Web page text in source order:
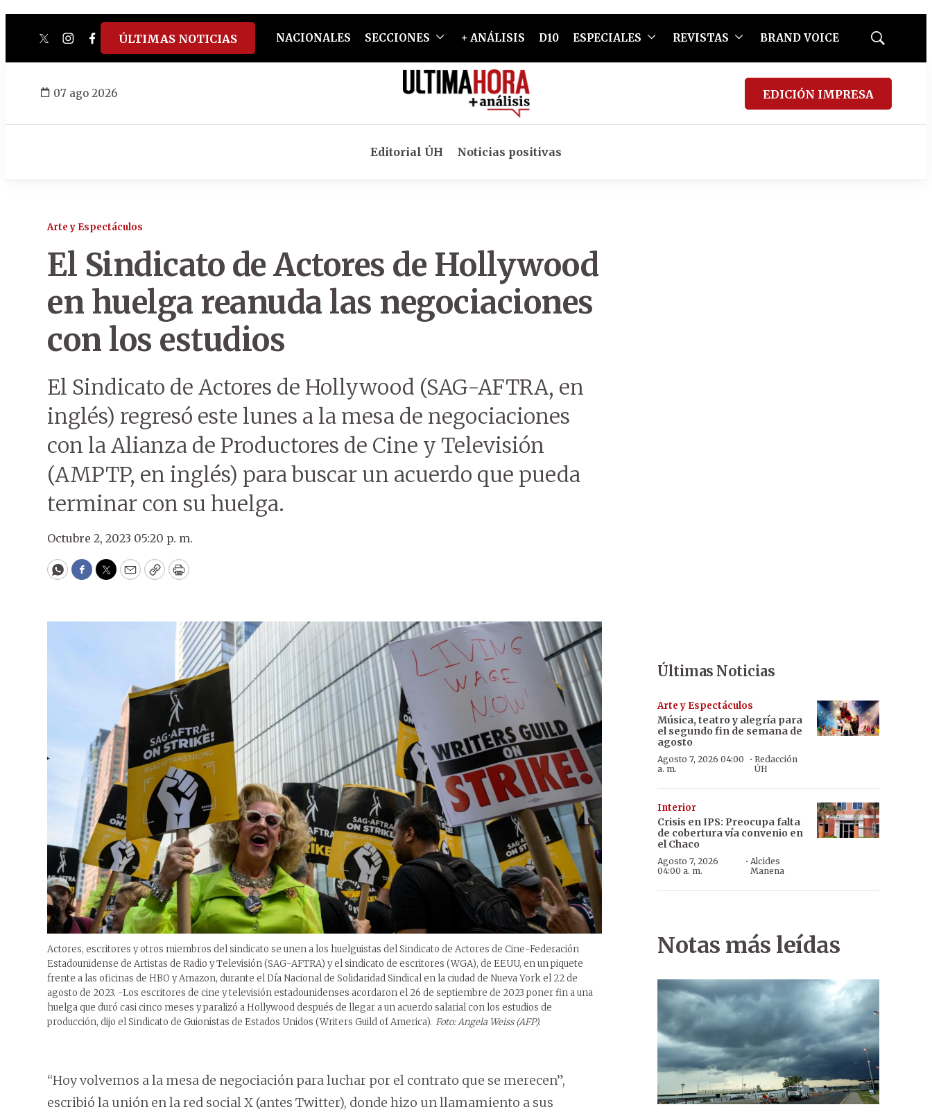
twitterinstagram
facebook
tiktokyoutube
spotify
ÚLTIMAS NOTICIAS NACIONALES SECCIONES + ANÁLISIS D10 ESPECIALES REVISTAS BRAND VOICE
Mostrar
07 ago 2026 EDICIÓN IMPRESA
Editorial ÚH Noticias positivas
Arte y Espectáculos
El Sindicato de Actores de Hollywood
en huelga reanuda las negociaciones
con los estudios
El Sindicato de Actores de Hollywood (SAG-AFTRA, en
inglés) regresó este lunes a la mesa de negociaciones
con la Alianza de Productores de Cine y Televisión
(AMPTP, en inglés) para buscar un acuerdo que pueda
terminar con su huelga.
Octubre 2, 2023 05:20 p. m.
WhatsApp
Facebook
Twitter
EmailCopyPrint
Actores, escritores y otros miembros del sindicato se unen a los huelguistas del Sindicato de Actores de Cine-Federación
Estadounidense de Artistas de Radio y Televisión (SAG-AFTRA) y el sindicato de escritores (WGA), de EEUU, en un piquete
frente a las oficinas de HBO y Amazon, durante el Día Nacional de Solidaridad Sindical en la ciudad de Nueva York el 22 de
agosto de 2023. -Los escritores de cine y televisión estadounidenses acordaron el 26 de septiembre de 2023 poner fin a una
huelga que duró casi cinco meses y paralizó a Hollywood después de llegar a un acuerdo salarial con los estudios de
producción, dijo el Sindicato de Guionistas de Estados Unidos (Writers Guild of America). Foto: Angela Weiss (AFP).
“Hoy volvemos a la mesa de negociación para luchar por el contrato que se merecen”,
escribió la unión en la red social X (antes Twitter), donde hizo un llamamiento a sus
Últimas Noticias
Arte y Espectáculos
Música, teatro y alegría para
el segundo fin de semana de
agosto
Agosto 7, 2026 04:00
a. m.
· Redacción
ÚH
Interior
Crisis en IPS: Preocupa falta
de cobertura vía convenio en
el Chaco
Agosto 7, 2026
04:00 a. m.
·Alcides
Manena
Notas más leídas